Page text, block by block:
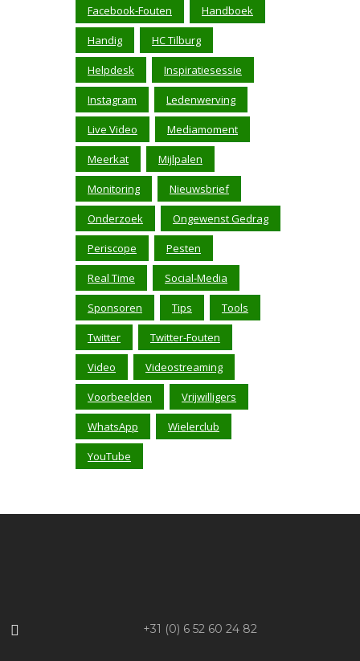
Facebook-Fouten Handboek
Handig HC Tilburg
Helpdesk Inspiratiesessie
Instagram Ledenwerving
Live Video Mediamoment
Meerkat Mijlpalen
Monitoring Nieuwsbrief
Onderzoek Ongewenst Gedrag
Periscope Pesten
Real Time Social-Media
Sponsoren Tips Tools
Twitter Twitter-Fouten
Video Videostreaming
Voorbeelden Vrijwilligers
WhatsApp Wielerclub
YouTube
+31 (0) 6 52 60 24 82